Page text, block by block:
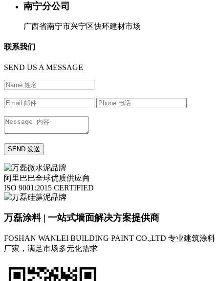
南宁分公司
广西省南宁市兴宁区快环建材市场
联系我们
SEND US A MESSAGE
阿里巴巴全球优质供应商
ISO 9001:2015 CERTIFIED
万磊涂料 | 一站式墙面解决方案提供商
FOSHAN WANLEI BUILDING PAINT CO.,LTD 专业建筑涂料
厂家，满足市场多元化需求